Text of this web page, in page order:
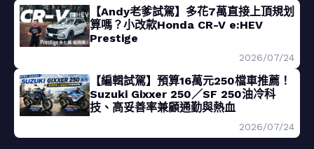
【Andy老爹試駕】多花7萬直接上頂規划
算嗎？小改款Honda CR-V e:HEV
Prestige
2026/07/24
【編輯試駕】預算16萬元250檔車推薦！
Suzuki Gixxer 250／SF 250油冷科
技、高妥善率兼顧通勤與熱血
2026/07/24